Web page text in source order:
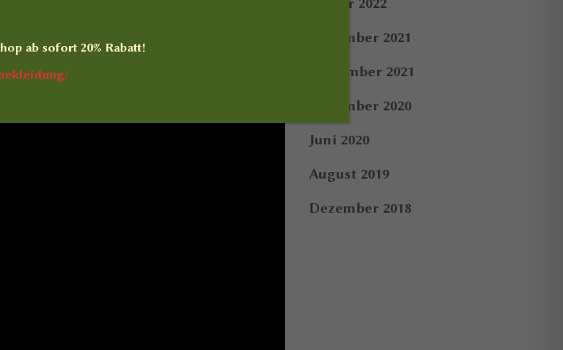
Januar 2022
Dezember 2021
September 2021
Dezember 2020
Juni 2020
August 2019
Dezember 2018
ab sofort 20% Rabatt!